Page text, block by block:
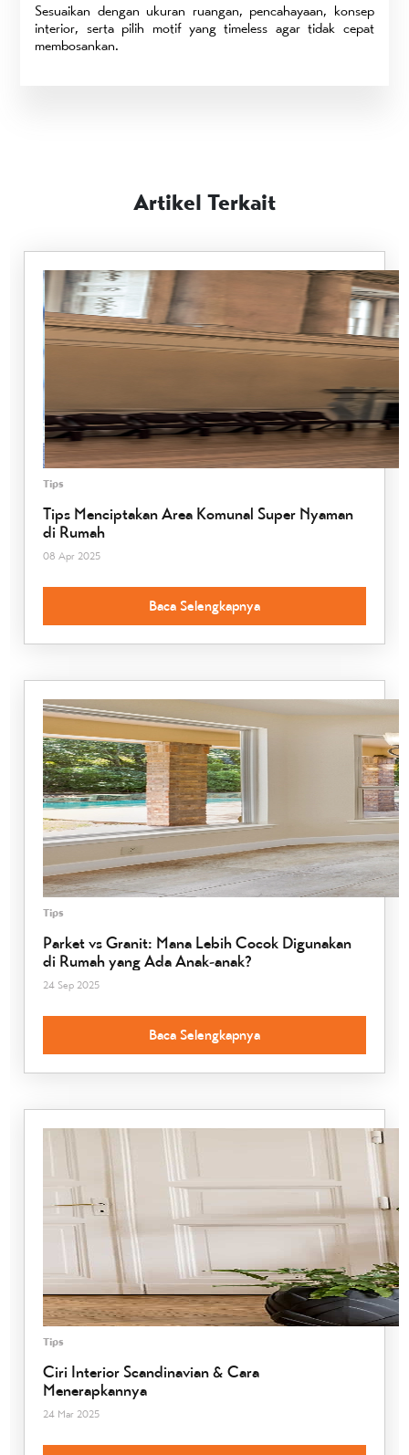
Sesuaikan dengan ukuran ruangan, pencahayaan, konsep
interior, serta pilih motif yang timeless agar tidak cepat
membosankan.
Artikel Terkait
Tips
Tips Menciptakan Area Komunal Super Nyaman
di Rumah
08 Apr 2025
Baca Selengkapnya
Tips
Parket vs Granit: Mana Lebih Cocok Digunakan
di Rumah yang Ada Anak-anak?
24 Sep 2025
Baca Selengkapnya
Tips
Ciri Interior Scandinavian & Cara
Menerapkannya
24 Mar 2025